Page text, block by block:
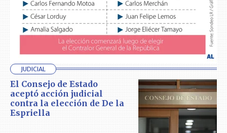
JUDICIAL
El Consejo de Estado
aceptó acción judicial
contra la elección de De la
Espriella